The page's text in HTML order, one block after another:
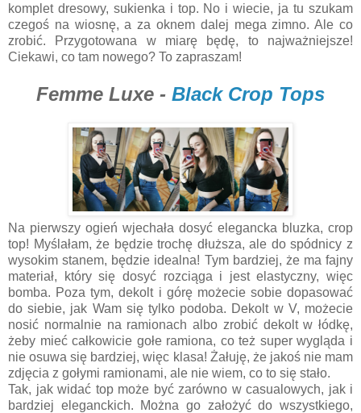
komplet dresowy, sukienka i top. No i wiecie, ja tu szukam
czegoś na wiosnę, a za oknem dalej mega zimno. Ale co
zrobić. Przygotowana w miarę będę, to najważniejsze!
Ciekawi, co tam nowego? To zapraszam!
Femme Luxe - Black Crop Tops
Na pierwszy ogień wjechała dosyć elegancka bluzka, crop
top! Myślałam, że będzie trochę dłuższa, ale do spódnicy z
wysokim stanem, będzie idealna! Tym bardziej, że ma fajny
materiał, który się dosyć rozciąga i jest elastyczny, więc
bomba. Poza tym, dekolt i górę możecie sobie dopasować
do siebie, jak Wam się tylko podoba. Dekolt w V, możecie
nosić normalnie na ramionach albo zrobić dekolt w łódkę,
żeby mieć całkowicie gołe ramiona, co też super wygląda i
nie osuwa się bardziej, więc klasa! Żałuję, że jakoś nie mam
zdjęcia z gołymi ramionami, ale nie wiem, co to się stało.
Tak, jak widać top może być zarówno w casualowych, jak i
bardziej eleganckich. Można go założyć do wszystkiego,